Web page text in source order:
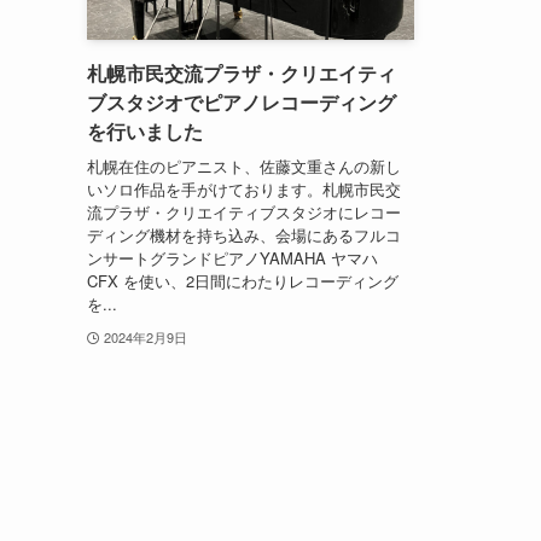
札幌市民交流プラザ・クリエイティ
ブスタジオでピアノレコーディング
を行いました
札幌在住のピアニスト、佐藤文重さんの新し
いソロ作品を手がけております。札幌市民交
流プラザ・クリエイティブスタジオにレコー
ディング機材を持ち込み、会場にあるフルコ
ンサートグランドピアノYAMAHA ヤマハ
CFX を使い、2日間にわたりレコーディング
を...
2024年2月9日